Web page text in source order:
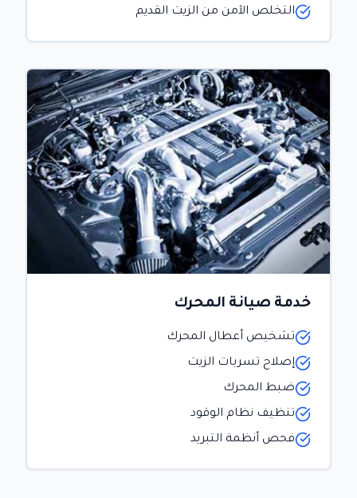
التخلص الآمن من الزيت القديم
خدمة صيانة المحرك
تشخيص أعطال المحرك
إصلاح تسربات الزيت
ضبط المحرك
تنظيف نظام الوقود
فحص أنظمة التبريد